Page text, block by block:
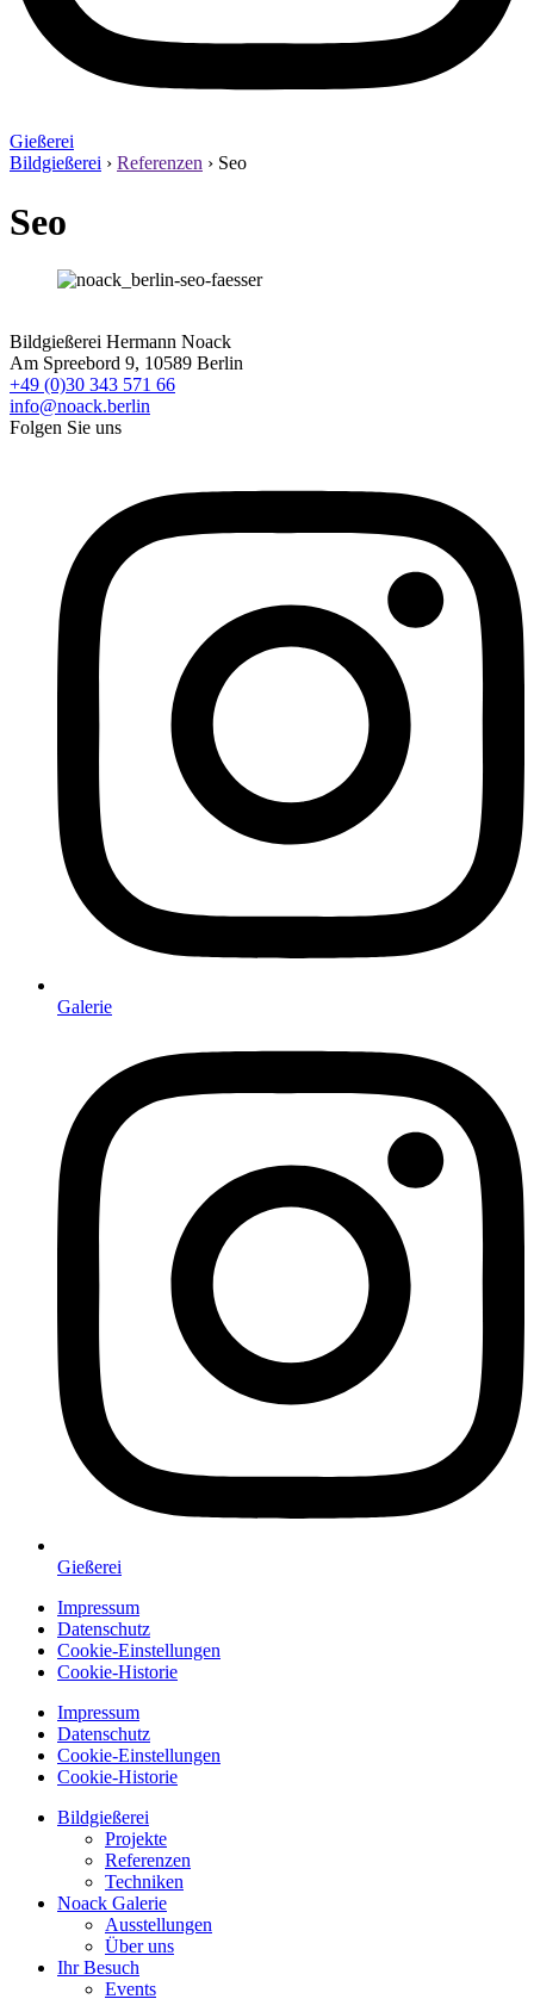
Gießerei
Bildgießerei › Referenzen › Seo
Seo
Bildgießerei Hermann Noack
Am Spreebord 9, 10589 Berlin
+49 (0)30 343 571 66
info@noack.berlin
Folgen Sie uns
Galerie
Gießerei
Impressum
Datenschutz
Cookie-Einstellungen
Cookie-Historie
Impressum
Datenschutz
Cookie-Einstellungen
Cookie-Historie
Bildgießerei
Projekte
Referenzen
Techniken
Noack Galerie
Ausstellungen
Über uns
Ihr Besuch
Events